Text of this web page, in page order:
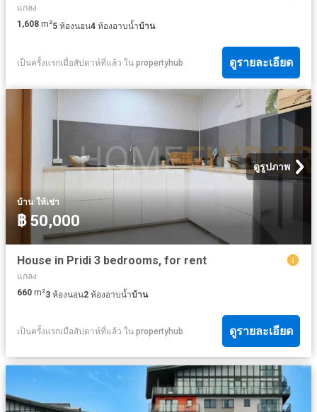
แกลง
1,608 m²5 ห้องนอน4 ห้องอาบน้ำบ้าน
เป็นครั้งแรกเมื่อสัปดาห์ที่แล้ว ใน propertyhub ดูรายละเอียด
ดูรูปภาพ
บ้าน·ให้เช่า
฿ 50,000
House in Pridi 3 bedrooms, for rent
แกลง
660 m²3 ห้องนอน2 ห้องอาบน้ำบ้าน
เป็นครั้งแรกเมื่อสัปดาห์ที่แล้ว ใน propertyhub ดูรายละเอียด